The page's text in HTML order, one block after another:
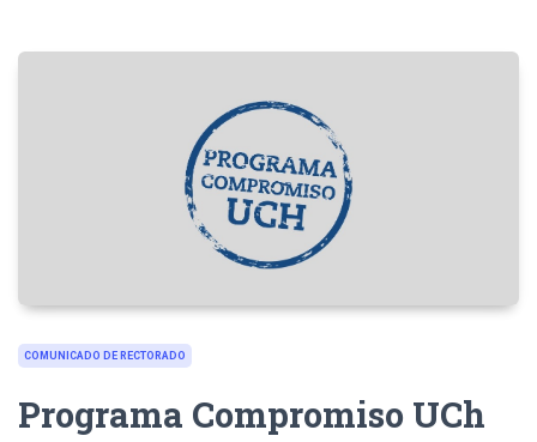
COMUNICADO DE RECTORADO
Programa Compromiso UCh